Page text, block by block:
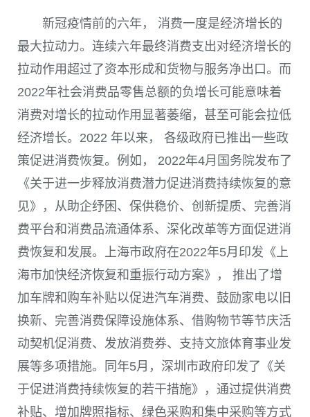
新冠疫情前的六年， 消费一度是经济增长的
最大拉动力。连续六年最终消费支出对经济增长的
拉动作用超过了资本形成和货物与服务净出口。而
2022年社会消费品零售总额的负增长可能意味着
消费对增长的拉动作用显著萎缩，甚至可能会拉低
经济增长。 2022 年以来， 各级政府已推出一些政
策促进消费恢复。例如， 2022年4月国务院发布了
《关于进一步释放消费潜力促进消费持续恢复的意
见》，从助企纾困、保供稳价、创新提质、完善消
费平台和消费品流通体系、深化改革等方面促进消
费恢复和发展。上海市政府在2022年5月印发《上
海市加快经济恢复和重振行动方案》， 推出了增
加车牌和购车补贴以促进汽车消费、鼓励家电以旧
换新、完善消费保障设施体系、借购物节等节庆活
动契机促消费、发放消费券、支持文旅体育事业发
展等多项措施。同年5月，深圳市政府印发了《关
于促进消费持续恢复的若干措施》，通过提供消费
补贴、增加牌照指标、绿色采购和集中采购等方式